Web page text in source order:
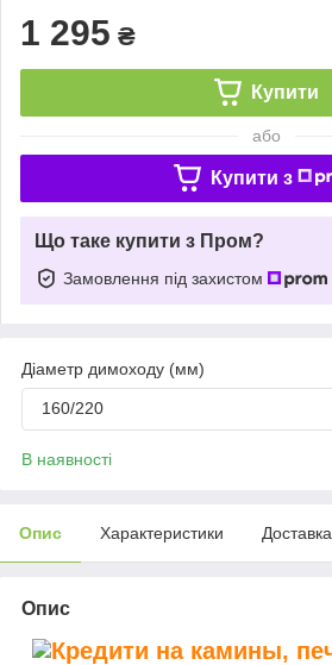
1 295 ₴
Купити
або
Купити з
Що таке купити з Пром?
Замовлення під захистом
Діаметр димоходу (мм)
160/220
В наявності
Опис Характеристики Доставка
Опис